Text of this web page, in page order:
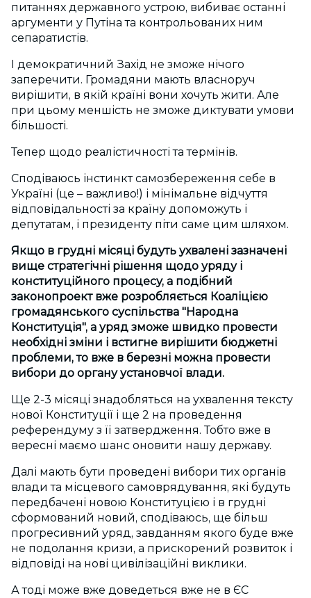
питаннях державного устрою, вибиває останні
аргументи у Путіна та контрольованих ним
сепаратистів.
І демократичний Захід не зможе нічого
заперечити. Громадяни мають власноруч
вирішити, в якій країні вони хочуть жити. Але
при цьому меншість не зможе диктувати умови
більшості.
Тепер щодо реалістичності та термінів.
Сподіваюсь інстинкт самозбереження себе в
Україні (це – важливо!) і мінімальне відчуття
відповідальності за країну допоможуть і
депутатам, і президенту піти саме цим шляхом.
Якщо в грудні місяці будуть ухвалені зазначені
вище стратегічні рішення щодо уряду і
конституційного процесу, а подібний
законопроект вже розробляється Коаліцією
громадянського суспільства "Народна
Конституція", а уряд зможе швидко провести
необхідні зміни і встигне вирішити бюджетні
проблеми, то вже в березні можна провести
вибори до органу установчої влади.
Ще 2-3 місяці знадобляться на ухвалення тексту
нової Конституції і ще 2 на проведення
референдуму з її затвердження. Тобто вже в
вересні маємо шанс оновити нашу державу.
Далі мають бути проведені вибори тих органів
влади та місцевого самоврядування, які будуть
передбачені новою Конституцією і в грудні
сформований новий, сподіваюсь, ще більш
прогресивний уряд, завданням якого буде вже
не подолання кризи, а прискорений розвиток і
відповіді на нові цивілізаційні виклики.
А тоді може вже доведеться вже не в ЄС